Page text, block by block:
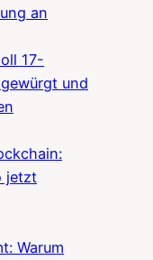
an
17-
und
jetzt
Warum